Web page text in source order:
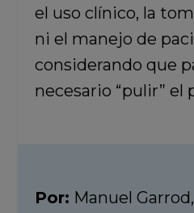
el uso clínico, la
ni el manejo de
considerando que
necesario “pulir”
Por: Manuel